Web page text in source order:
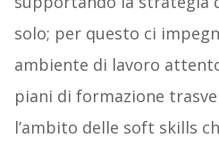
solo; per questo ci
ambiente di lavoro
piani di formazione
l’ambito delle soft skills